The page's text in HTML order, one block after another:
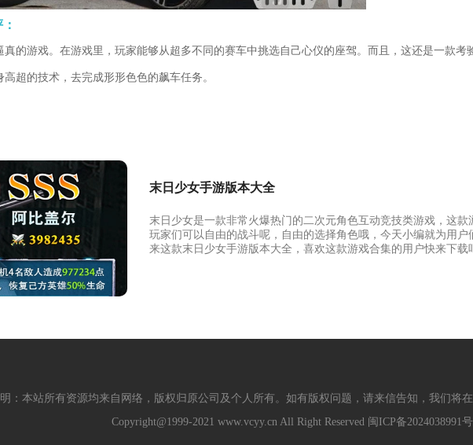
的游戏。在游戏里，玩家能够从超多不同的赛车中挑选自己心仪的座驾。而且，这还是一款考
超的技术，去完成形形色色的飙车任务。
末日少女手游版本大全
末日少女是一款非常火爆热门的二次元角色互动竞技类游戏，这款
玩家们可以自由的战斗呢，自由的选择角色哦，今天小编就为用户
来这款末日少女手游版本大全，喜欢这款游戏合集的用户快来下载
：本站所有资源均来自网络，版权归原公司及个人所有。如有版权问题，请来信告知，我们将
Copyright@1999-2021 www.vcyy.cn All Right Reserved 闽ICP备2024038991